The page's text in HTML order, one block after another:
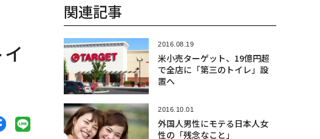
関連記事
2016.08.19
米小売ターゲット、19億円超
で全店に「第三のトイレ」設
置へ
2016.10.01
外国人男性にモテる日本人女
性の「残念なこと」